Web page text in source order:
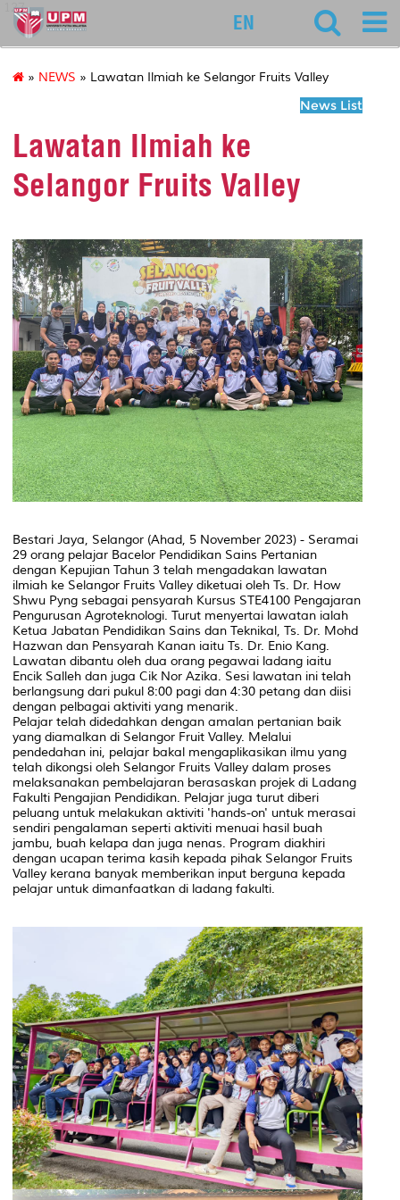
127
EN
» NEWS » Lawatan Ilmiah ke Selangor Fruits Valley
News List
Lawatan Ilmiah ke
Selangor Fruits Valley
Bestari Jaya, Selangor (Ahad, 5 November 2023) - Seramai
29 orang pelajar Bacelor Pendidikan Sains Pertanian
dengan Kepujian Tahun 3 telah mengadakan lawatan
ilmiah ke Selangor Fruits Valley diketuai oleh Ts. Dr. How
Shwu Pyng sebagai pensyarah Kursus STE4100 Pengajaran
Pengurusan Agroteknologi. Turut menyertai lawatan ialah
Ketua Jabatan Pendidikan Sains dan Teknikal, Ts. Dr. Mohd
Hazwan dan Pensyarah Kanan iaitu Ts. Dr. Enio Kang.
Lawatan dibantu oleh dua orang pegawai ladang iaitu
Encik Salleh dan juga Cik Nor Azika. Sesi lawatan ini telah
berlangsung dari pukul 8:00 pagi dan 4:30 petang dan diisi
dengan pelbagai aktiviti yang menarik.
Pelajar telah didedahkan dengan amalan pertanian baik
yang diamalkan di Selangor Fruit Valley. Melalui
pendedahan ini, pelajar bakal mengaplikasikan ilmu yang
telah dikongsi oleh Selangor Fruits Valley dalam proses
melaksanakan pembelajaran berasaskan projek di Ladang
Fakulti Pengajian Pendidikan. Pelajar juga turut diberi
peluang untuk melakukan aktiviti 'hands-on' untuk merasai
sendiri pengalaman seperti aktiviti menuai hasil buah
jambu, buah kelapa dan juga nenas. Program diakhiri
dengan ucapan terima kasih kepada pihak Selangor Fruits
Valley kerana banyak memberikan input berguna kepada
pelajar untuk dimanfaatkan di ladang fakulti.